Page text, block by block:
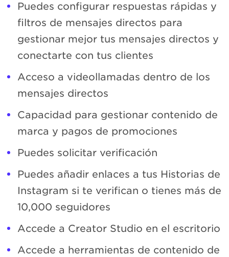
Puedes configurar respuestas rápidas y
filtros de mensajes directos para
gestionar mejor tus mensajes directos y
conectarte con tus clientes
Acceso a videollamadas dentro de los
mensajes directos
Capacidad para gestionar contenido de
marca y pagos de promociones
Puedes solicitar verificación
Puedes añadir enlaces a tus Historias de
Instagram si te verifican o tienes más de
10,000 seguidores
Accede a Creator Studio en el escritorio
Accede a herramientas de contenido de